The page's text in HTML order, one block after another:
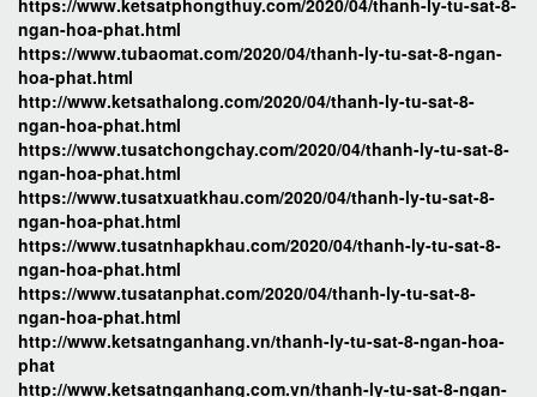
https://www.ketsatphongthuy.com/2020/04/thanh-ly-tu-sat-8-
ngan-hoa-phat.html
https://www.tubaomat.com/2020/04/thanh-ly-tu-sat-8-ngan-
hoa-phat.html
http://www.ketsathalong.com/2020/04/thanh-ly-tu-sat-8-
ngan-hoa-phat.html
https://www.tusatchongchay.com/2020/04/thanh-ly-tu-sat-8-
ngan-hoa-phat.html
https://www.tusatxuatkhau.com/2020/04/thanh-ly-tu-sat-8-
ngan-hoa-phat.html
https://www.tusatnhapkhau.com/2020/04/thanh-ly-tu-sat-8-
ngan-hoa-phat.html
https://www.tusatanphat.com/2020/04/thanh-ly-tu-sat-8-
ngan-hoa-phat.html
http://www.ketsatnganhang.vn/thanh-ly-tu-sat-8-ngan-hoa-
phat
http://www.ketsatnganhang.com.vn/thanh-ly-tu-sat-8-ngan-